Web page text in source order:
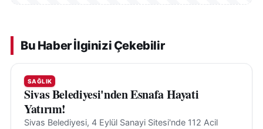
Bu Haber İlginizi Çekebilir
SAĞLIK
Sivas Belediyesi'nden Esnafa Hayati
Yatırım!
Sivas Belediyesi, 4 Eylül Sanayi Sitesi'nde 112 Acil